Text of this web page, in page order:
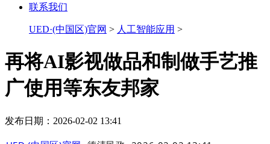
联系我们
UED·(中国区)官网 > 人工智能应用 >
再将AI影视做品和制做手艺推
广使用等东友邦家
发布日期：2026-02-02 13:41